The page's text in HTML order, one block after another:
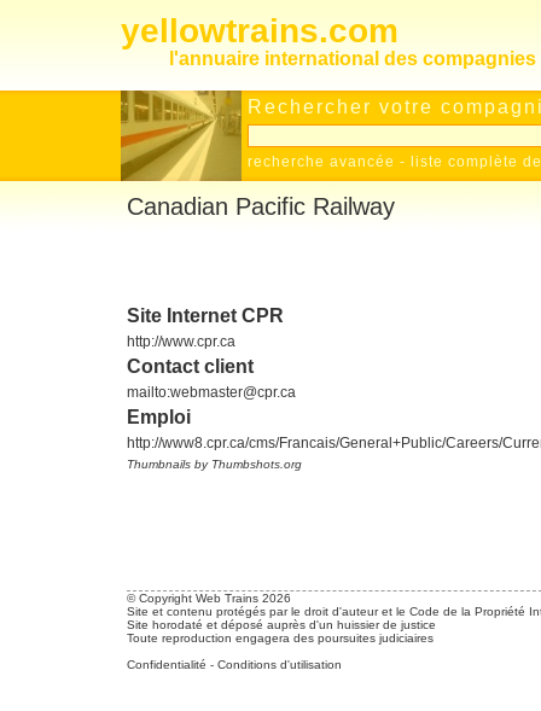
yellowtrains.com
l'annuaire international des
Rechercher votre
recherche avancée - liste complète
Canadian Pacific Railway
Site Internet CPR
http://www.cpr.ca
Contact client
mailto:webmaster@cpr.ca
Emploi
http://www8.cpr.ca/cms/Francais/General+Public/Careers/
Thumbnails by Thumbshots.org
© Copyright Web Trains 2026
Site et contenu protégés par le droit d'auteur et le Code de la Propriété
Site horodaté et déposé auprès d'un huissier de justice
Toute reproduction engagera des poursuites judiciaires
Confidentialité - Conditions d'utilisation